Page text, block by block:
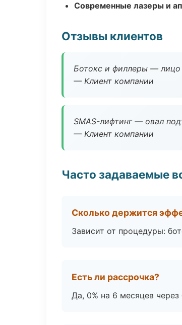
Современные лазеры и
Отзывы клиентов
Ботокс и филлеры — лицо
— Клиент компании
SMAS-лифтинг — овал
— Клиент компании
Часто задаваемые
Сколько держится
Зависит от процедуры:
Есть ли рассрочка?
Да, 0% на 6 месяцев